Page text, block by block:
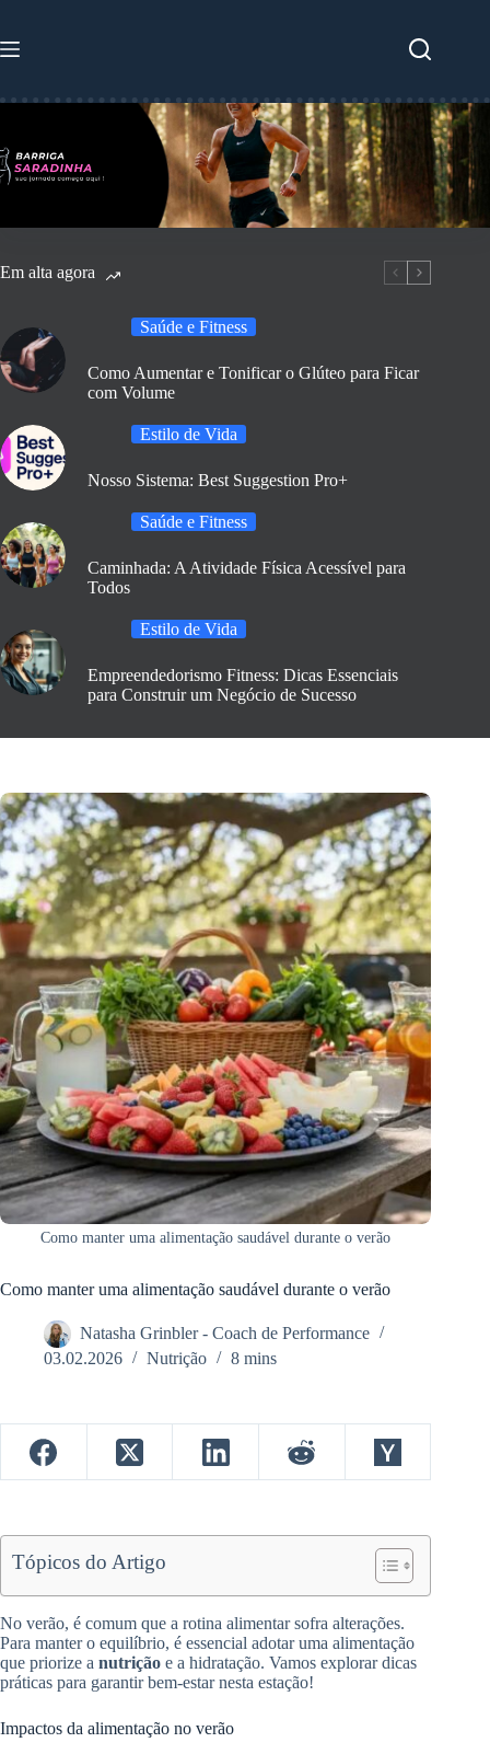
o
Em alta agora
Saúde e Fitness
Como Aumentar e Tonificar o Glúteo para Ficar
com Volume
Estilo de Vida
Nosso Sistema: Best Suggestion Pro+
Saúde e Fitness
Caminhada: A Atividade Física Acessível para
Todos
Estilo de Vida
Empreendedorismo Fitness: Dicas Essenciais
para Construir um Negócio de Sucesso
Como manter uma alimentação saudável durante o verão
Como manter uma alimentação saudável durante o verão
Natasha Grinbler - Coach de Performance
03.02.2026
Nutrição 8 mins
Tópicos do Artigo
No verão, é comum que a rotina alimentar sofra alterações.
Para manter o equilíbrio, é essencial adotar uma alimentação
que priorize a nutrição e a hidratação. Vamos explorar dicas
práticas para garantir bem-estar nesta estação!
Impactos da alimentação no verão